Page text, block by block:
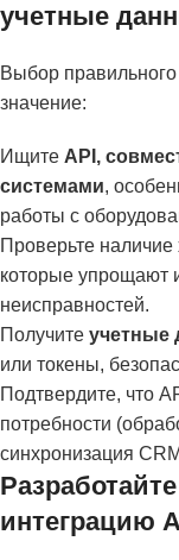
учетные
Выбор
значение:
Ищите API,
системами,
работы с
Проверьте
которые упрощают
неисправностей.
Получите учетные
или токены,
Подтвердите, что
потребности
синхронизация
интеграцию